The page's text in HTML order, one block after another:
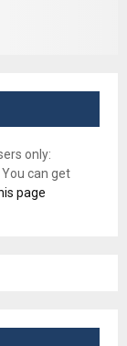
only:
can get
page